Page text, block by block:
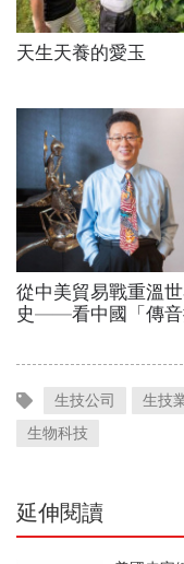
生技公司 生技
生物科技
延伸閱讀